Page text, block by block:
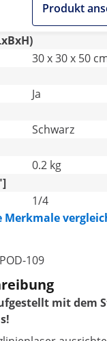
Produkt
30 x 30 x 50
Ja
Schwarz
0.2 kg
1/4
Merkmale
109
mit dem